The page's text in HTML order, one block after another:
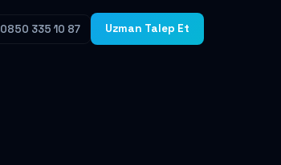
0850 335 10 87 Uzman Talep Et